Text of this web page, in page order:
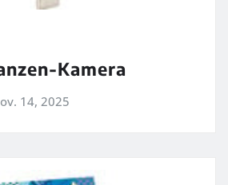
Kamera
14, 2025